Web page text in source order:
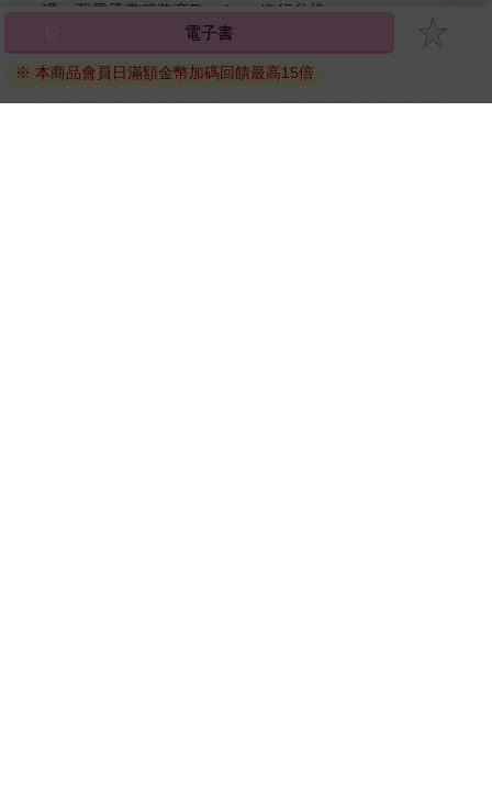
碼』至電子書服務商Readmoo進行兌換。
因版權保護，您在金石堂所購買的電子書僅能以金石堂專屬
的閱讀軟體開啟閱讀，無法以其他閱讀器或直接下載檔案。
電子書
※ 本商品會員日滿額金幣加碼回饋最高15倍